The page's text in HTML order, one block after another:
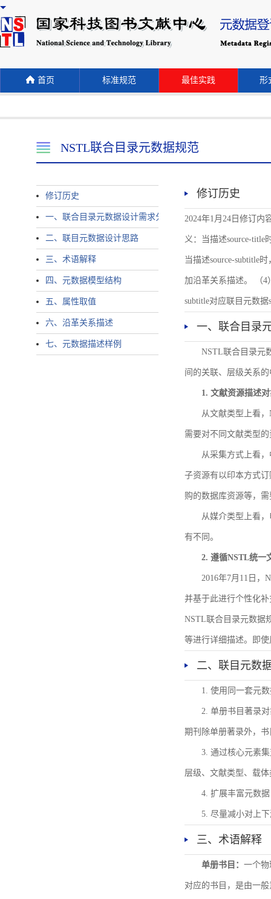
首页 标准规范 最佳实践 形
NSTL联合目录元数据规范
修订历史
一、联合目录元数据设计需求分析
二、联目元数据设计思路
三、术语解释
四、元数据模型结构
五、属性取值
六、沿革关系描述
七、元数据描述样例
修订历史
2024年1月24日修订内
义：当描述source-title
当描述source-subtitle
加沿革关系描述。 （4
subtitle对应联目元数据
一、联合目录
NSTL联合目录元
间的关联、层级关系
1. 文献资源描述
从文献类型上看
需要对不同文献类型
从采集方式上看
子资源有以印本方式
购的数据库资源等，
从媒介类型上看
有不同。
2. 遵循NSTL统一
2016年7月11日，
并基于此进行个性化
NSTL联合目录元数据
等进行详细描述。即
二、联目元数
1. 使用同一套元
2. 单册书目著录
期刊除单册著录外，
3. 通过核心元素
层级、文献类型、载
4. 扩展丰富元数
5. 尽量减小对上
三、术语解释
单册书目： 一个
对应的书目，是由一